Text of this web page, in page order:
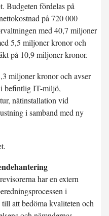
Budgeten fördelas på
på 720 000
med 40,7 miljoner
5,5 miljoner kronor och
på 10,9 miljoner kronor.
miljoner kronor och avser
i befintlig IT-miljö,
nätinstallation vid
i samband med ny
har en extern
i
att bedöma kvaliteten och